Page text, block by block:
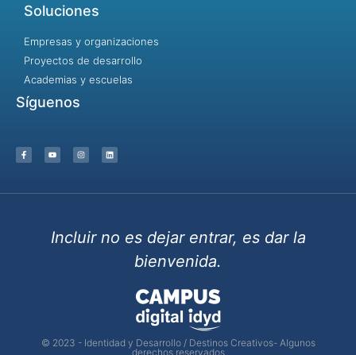
Soluciones
Empresas y organizaciones
Proyectos de desarrollo
Academias y escuelas
Síguenos
Incluir no es dejar entrar, es dar la
bienvenida.
© 2023 - Identidad y Desarrollo / Destinos Creativos- Algunos
derechos reservados